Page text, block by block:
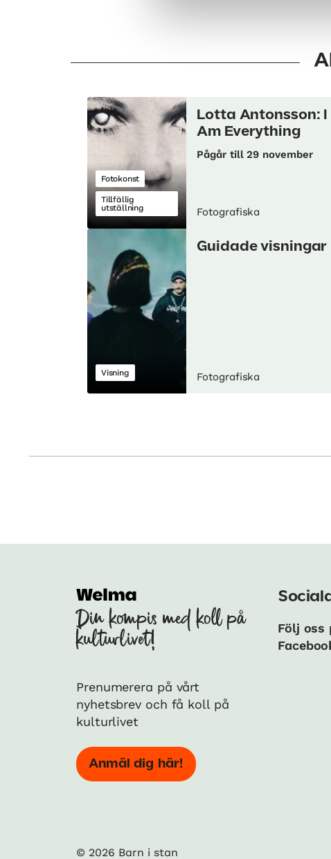
Fotokonst
Tillfällig
utställning
Lotta Antonsson: I
Am Everything
Pågår till 29 november
Fotografiska
Visning
Guidade visningar
Fotografiska
Din kompis med koll på
kulturlivet!
Prenumerera på vårt
nyhetsbrev och få koll på
kulturlivet
Anmäl dig här!
Följ oss
© 2026 Barn i stan